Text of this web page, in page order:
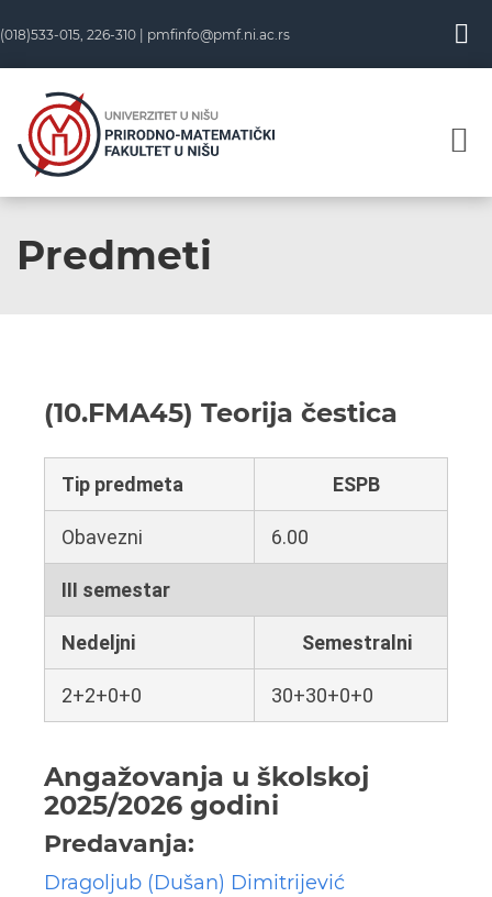
(018)533-015, 226-310 | pmfinfo@pmf.ni.ac.rs
Predmeti
(10.FMA45) Teorija čestica
Tip predmeta ESPB
Obavezni 6.00
III semestar
Nedeljni Semestralni
2+2+0+0 30+30+0+0
Angažovanja u školskoj
2025/2026 godini
Predavanja:
Dragoljub (Dušan) Dimitrijević